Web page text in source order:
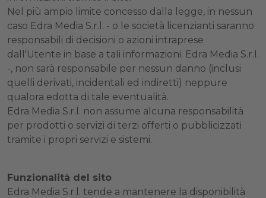
Nel più ampio limite concesso dalla legge, in nessun
caso Edra Media S.r.l. - o le società licenzianti saranno
responsabili di decisioni o azioni intraprese
dall'Utente in base a tali informazioni. Edra Media S.r.l.
-, non sarà responsabile per nessun danno (inclusi
quelli derivati, incidentali ed indiretti) neppure
qualora edotta di tale eventualità.
Edra Media S.r.l. non assume alcuna responsabilità
per prodotti o servizi di terzi offerti o pubblicizzati
tramite i propri servizi e sistemi.
Funzionalità del sito
Edra Media S.r.l. tende a mantenere la disponibilità